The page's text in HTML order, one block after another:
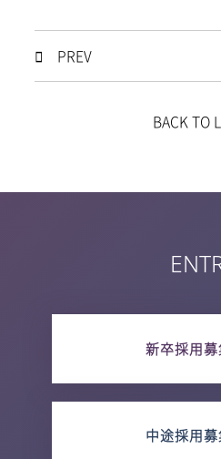
PREV
BACK TO
新卒採用
中途採用